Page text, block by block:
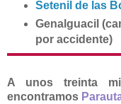
Setenil de las
Genalguacil
por accidente)
A unos treinta
encontramos